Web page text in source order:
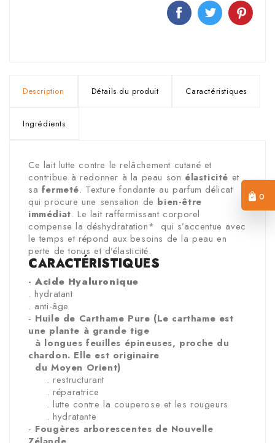
0
Description Détails du produit Caractéristiques
Ingrédients
Ce lait lutte contre le relâchement cutané et
contribue à redonner à la peau son élasticité et
sa fermeté. Texture fondante au parfum délicat
qui procure une sensation de bien-être
immédiat. Le lait raffermissant corporel
compense la déshydratation* qui s’accentue avec
le temps et répond aux besoins de la peau en
perte de tonus et d’élasticité.
CARACTÉRISTIQUES
-Acide Hyaluronique
. hydratant
. anti-âge
- Huile de Carthame Pure (Le carthame est
une plante à grande tige
à longues feuilles épineuses, proche du
chardon. Elle est originaire
du Moyen Orient)
. restructurant
. réparatrice
. lutte contre la couperose et les rougeurs
. hydratante
- Fougères arborescentes de Nouvelle